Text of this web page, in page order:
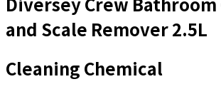
and Scale Remover 2.5L
Cleaning Chemical